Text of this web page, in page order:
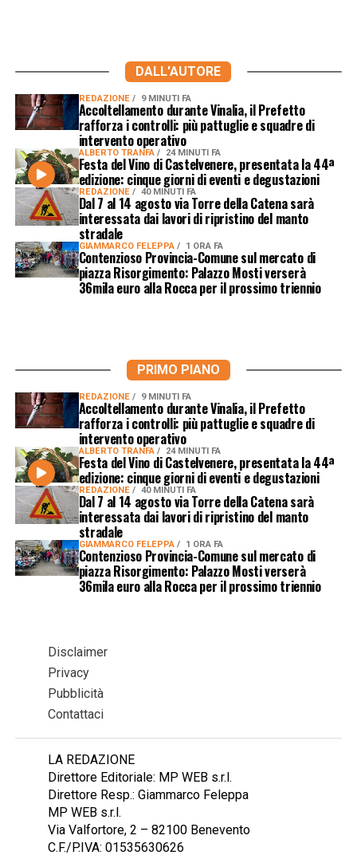
DALL'AUTORE
REDAZIONE 9 MINUTI FA
Accoltellamento durante Vinalia, il Prefetto
rafforza i controlli: più pattuglie e squadre di
intervento operativo
ALBERTO TRANFA 24 MINUTI FA
Festa del Vino di Castelvenere, presentata la 44ª
edizione: cinque giorni di eventi e degustazioni
REDAZIONE 40 MINUTI FA
Dal 7 al 14 agosto via Torre della Catena sarà
interessata dai lavori di ripristino del manto
stradale
GIAMMARCO FELEPPA 1 ORA FA
Contenzioso Provincia-Comune sul mercato di
piazza Risorgimento: Palazzo Mosti verserà
36mila euro alla Rocca per il prossimo triennio
PRIMO PIANO
REDAZIONE 9 MINUTI FA
Accoltellamento durante Vinalia, il Prefetto
rafforza i controlli: più pattuglie e squadre di
intervento operativo
ALBERTO TRANFA 24 MINUTI FA
Festa del Vino di Castelvenere, presentata la 44ª
edizione: cinque giorni di eventi e degustazioni
REDAZIONE 40 MINUTI FA
Dal 7 al 14 agosto via Torre della Catena sarà
interessata dai lavori di ripristino del manto
stradale
GIAMMARCO FELEPPA 1 ORA FA
Contenzioso Provincia-Comune sul mercato di
piazza Risorgimento: Palazzo Mosti verserà
36mila euro alla Rocca per il prossimo triennio
Disclaimer
Privacy
Pubblicità
Contattaci
LA REDAZIONE
Direttore Editoriale: MP WEB s.r.l.
Direttore Resp.: Giammarco Feleppa
MP WEB s.r.l.
Via Valfortore, 2 – 82100 Benevento
C.F./P.IVA: 01535630626